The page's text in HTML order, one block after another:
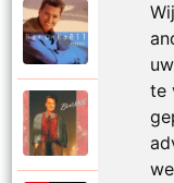
te
Bart Kaell
Prinses
Bart Kaell